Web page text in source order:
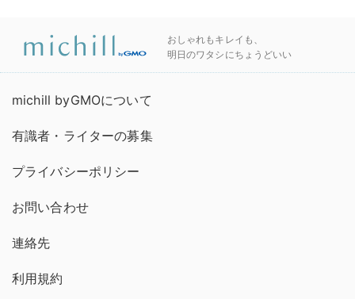
おしゃれもキレイも、
明日のワタシにちょうどいい
michill byGMOについて
有識者・ライターの募集
プライバシーポリシー
お問い合わせ
連絡先
利用規約